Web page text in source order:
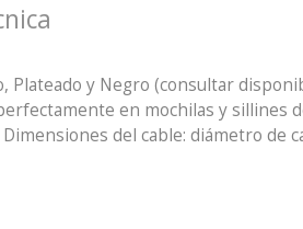
Plateado y Negro (consultar
en mochilas y sillines
del cable: diámetro de